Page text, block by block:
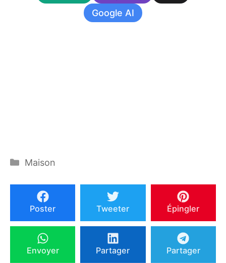
Google AI
Catégories
Maison
Poster Tweeter Épingler
Envoyer Partager Partager